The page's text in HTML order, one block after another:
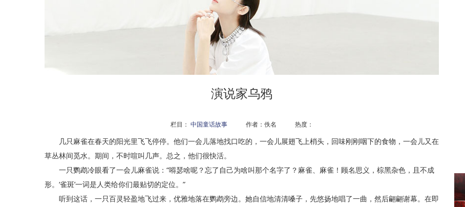
演说家乌鸦
栏目： 中国童话故事作者：佚名 热度：
几只麻雀在春天的阳光里飞飞停停。他们一会儿落地找口吃的，一会儿展翅飞上梢头，回味刚刚咽下的食物，一会儿又在
草丛林间觅水。期间，不时喧叫几声。总之，他们很快活。
一只鹦鹉冷眼看了一会儿麻雀说：“嘚瑟啥呢？忘了自己为啥叫那个名字了？麻雀、麻雀！顾名思义，棕黑杂色，且不成
形。‘雀斑’一词是人类给你们最贴切的定位。”
听到这话，一只百灵轻盈地飞过来，优雅地落在鹦鹉旁边。她自信地清清嗓子，先悠扬地唱了一曲，然后翩翩谢幕。在即